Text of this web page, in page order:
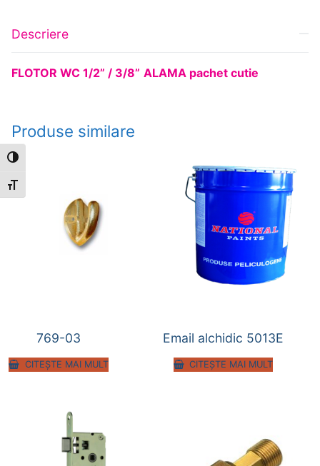
Toggle High Contrast
Toggle Font size
Descriere
FLOTOR WC 1/2” / 3/8” ALAMA pachet cutie
Produse similare
769-03
CITEȘTE MAI MULT
Email alchidic 5013E
CITEȘTE MAI MULT